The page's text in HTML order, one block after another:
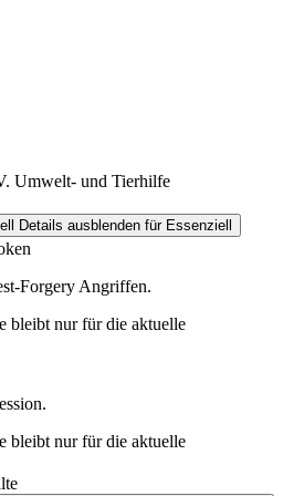
Umwelt- und Tierhilfe
Details ausblenden für Essenziell
Forgery Angriffen.
bleibt nur für die aktuelle
bleibt nur für die aktuelle